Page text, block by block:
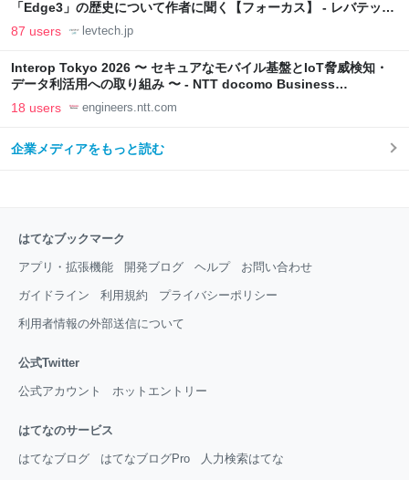
「Edge3」の歴史について作者に聞く【フォーカス】 - レバテック
LAB
87 users levtech.jp
Interop Tokyo 2026 〜 セキュアなモバイル基盤とIoT脅威検知・
データ利活用への取り組み 〜 - NTT docomo Business
Engineers' Blog
18 users engineers.ntt.com
企業メディアをもっと読む
はてなブックマーク
アプリ・拡張機能 開発ブログ ヘルプ お問い合わせ
ガイドライン 利用規約 プライバシーポリシー
利用者情報の外部送信について
公式Twitter
公式アカウント ホットエントリー
はてなのサービス
はてなブログ はてなブログPro 人力検索はてな